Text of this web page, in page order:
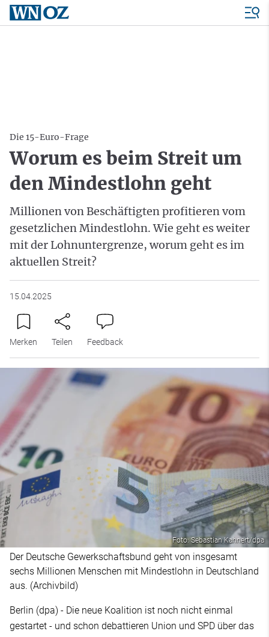
Die 15-Euro-Frage
Worum es beim Streit um
den Mindestlohn geht
Millionen von Beschäftigten profitieren vom
gesetzlichen Mindestlohn. Wie geht es weiter
mit der Lohnuntergrenze, worum geht es im
aktuellen Streit?
15.04.2025
Merken Teilen Feedback
Foto: Sebastian Kahnert/dpa
Der Deutsche Gewerkschaftsbund geht von insgesamt
sechs Millionen Menschen mit Mindestlohn in Deutschland
aus. (Archivbild)
Berlin (dpa) - Die neue Koalition ist noch nicht einmal
gestartet - und schon debattieren Union und SPD über das